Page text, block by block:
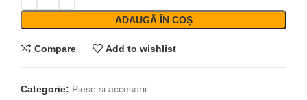
ADAUGĂ ÎN COȘ
Compare Add to wishlist
Categorie: Piese și accesorii